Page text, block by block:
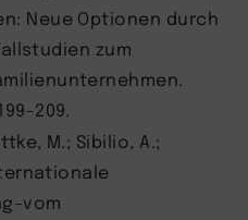
Neue Optionen durch
zum
209.
M.; Sibilio, A.;